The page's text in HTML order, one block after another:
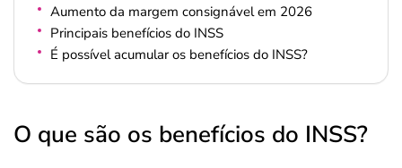
Aumento da margem consignável em 2026
Principais benefícios do INSS
É possível acumular os benefícios do INSS?
O que são os benefícios do INSS?